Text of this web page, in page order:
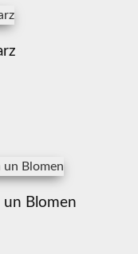
un Blomen